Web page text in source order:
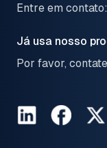
Entre em contato:
Já usa nosso
Por favor,
LinkedInFacebook